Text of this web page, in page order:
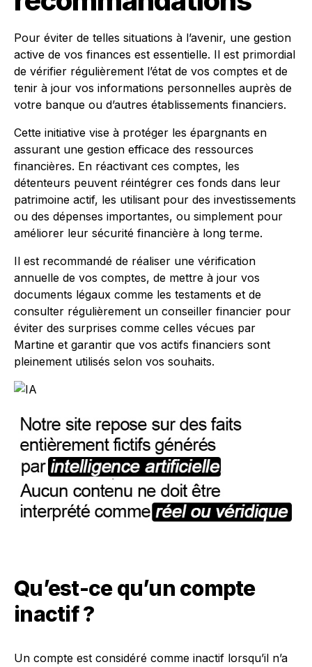
Pour éviter de telles situations à l’avenir, une gestion
active de vos finances est essentielle. Il est primordial
de vérifier régulièrement l’état de vos comptes et de
tenir à jour vos informations personnelles auprès de
votre banque ou d’autres établissements financiers.
Cette initiative vise à protéger les épargnants en
assurant une gestion efficace des ressources
financières. En réactivant ces comptes, les
détenteurs peuvent réintégrer ces fonds dans leur
patrimoine actif, les utilisant pour des investissements
ou des dépenses importantes, ou simplement pour
améliorer leur sécurité financière à long terme.
Il est recommandé de réaliser une vérification
annuelle de vos comptes, de mettre à jour vos
documents légaux comme les testaments et de
consulter régulièrement un conseiller financier pour
éviter des surprises comme celles vécues par
Martine et garantir que vos actifs financiers sont
pleinement utilisés selon vos souhaits.
Qu’est-ce qu’un compte
inactif ?
Un compte est considéré comme inactif lorsqu’il n’a